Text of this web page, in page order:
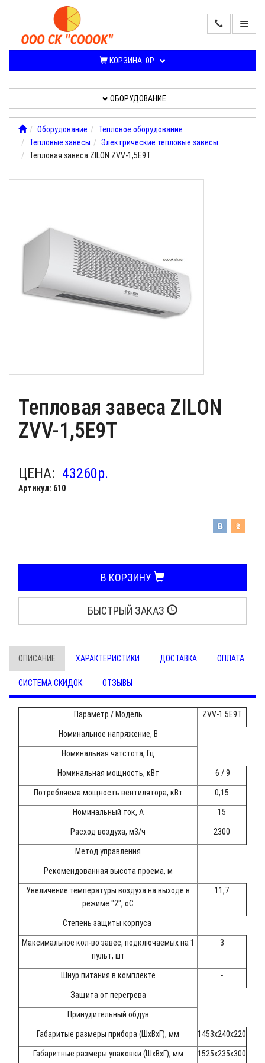
КОРЗИНА: 0Р.
ПРОДАЖА
СИСТЕМ
УСЛУГИ,
РАБОТЫ
ОБОРУДОВАНИЕ
Оборудование
Тепловое оборудование
Тепловые завесы
Электрические тепловые завесы
Тепловая завеса ZILON ZVV-1,5Е9T
Тепловая завеса ZILON
ZVV-1,5Е9T
ЦЕНА: 43260р.
Артикул: 610
В КОРЗИНУ
БЫСТРЫЙ ЗАКАЗ
ОПИСАНИЕ ХАРАКТЕРИСТИКИ ДОСТАВКА ОПЛАТА
СИСТЕМА СКИДОК ОТЗЫВЫ
Параметр / Модель ZVV-1.5E9T
Номинальное напряжение, В
Номинальная чатстота, Гц
Номинальная мощность, кВт 6 / 9
Потребляема мощность вентилятора, кВт 0,15
Номинальный ток, А 15
Расход воздуха, м3/ч 2300
Метод управления
Рекомендованная высота проема, м
Увеличение температуры воздуха на выходе в
режиме "2", оС
11,7
Степень защиты корпуса
Максимальное кол-во завес, подключаемых на 1
пульт, шт
3
Шнур питания в комплекте -
Защита от перегрева
Принудительный обдув
Габаритые размеры прибора (ШхВхГ), мм 1453х240х220
Габаритные размеры упаковки (ШхВхГ), мм 1525х235х300